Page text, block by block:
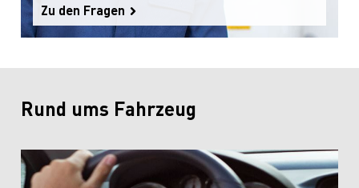
Zu den Fragen
Rund ums Fahrzeug